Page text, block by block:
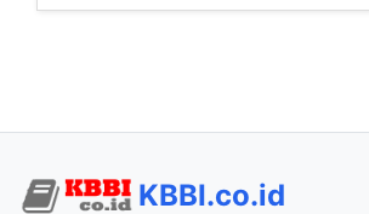
KBBI.co.id